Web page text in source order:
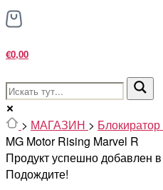
€0,00
> МАГАЗИН >
MG Motor Rising Marvel R
Продукт успешно добавлен в
Подождите!